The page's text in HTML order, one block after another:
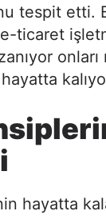
tespit etti.
ticaret
hayatta
hayatta